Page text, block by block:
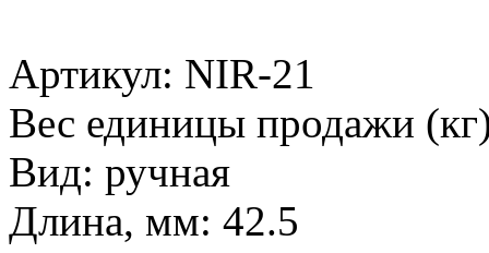
Артикул: NIR-21
Вес единицы продажи
Вид: ручная
Длина, мм: 42.5